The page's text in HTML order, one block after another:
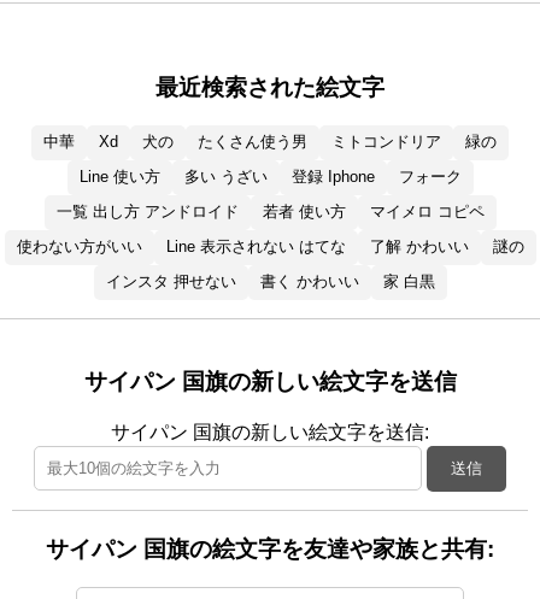
最近検索された絵文字
中華 Xd 犬の たくさん使う男 ミトコンドリア
緑の
Line 使い方
多い うざい 登録 Iphone
フォーク
一覧 出し方 アンドロイド
若者 使い方
マイメロ コピペ
使わない方がいい
Line 表示されない はてな 了解 かわいい
謎の
インスタ 押せない
書く かわいい 家 白黒
サイパン 国旗の新しい絵文字を送信
サイパン 国旗の新しい絵文字を送信:
送信
サイパン 国旗の絵文字を友達や家族と共有: